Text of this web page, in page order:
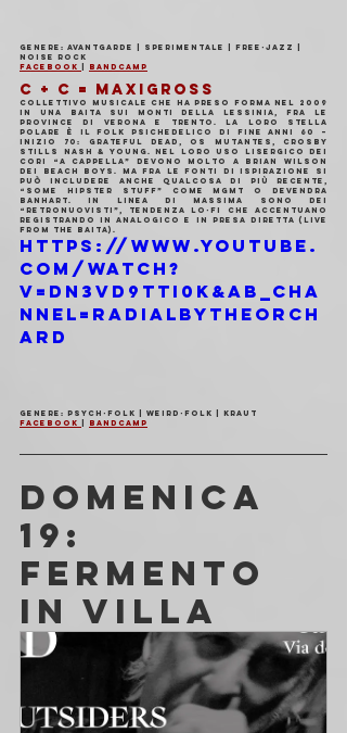
Genere: Avantgarde | Sperimentale | Free-Jazz |
Noise Rock
Facebook
Bandcamp
C + C = MAXIGROSS
Collettivo musicale che ha preso forma nel 2009
in una baita sui monti della Lessinia, fra le
province di Verona e Trento. La loro stella
polare è il folk psichedelico di fine anni 60 –
inizio 70: Grateful Dead, Os Mutantes, Crosby
Stills Nash & Young. Nel loro uso lisergico dei
cori “a cappella” devono molto a Brian Wilson
dei Beach Boys. Ma fra le fonti di ispirazione si
può includere anche qualcosa di più recente,
“some hipster stuff” come MGMT o Devendra
Banhart. In linea di massima sono dei
“retronuovisti”, tendenza lo-fi che accentuano
registrando in analogico e in presa diretta (live
from the baita).
https://www.youtube.
com/watch?
v=dn3Vd9tTI0k&ab_cha
nnel=RadialbyTheOrch
ard
Genere: Psych-Folk | Weird-Folk | Kraut
Facebook | Bandcamp
DOMENICA
19:
FERMENTO
IN VILLA